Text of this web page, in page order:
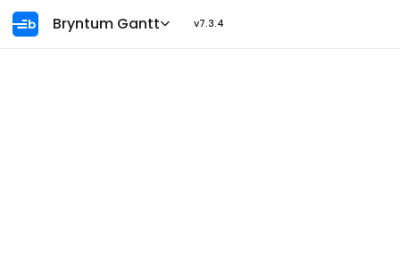
Bryntum Gantt v7.3.4
Ask AI